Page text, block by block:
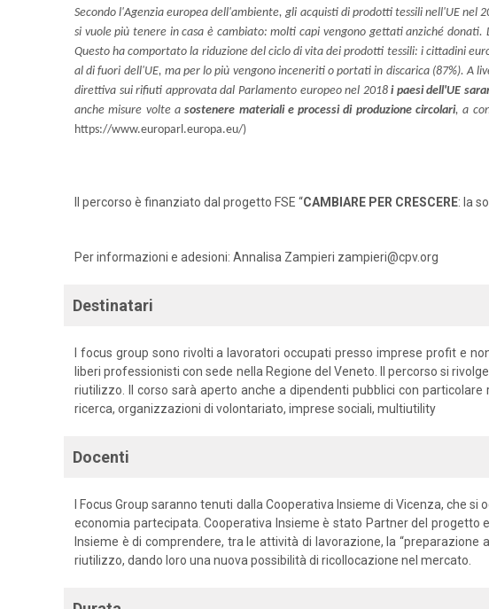
Secondo l'Agenzia europea dell'ambiente, gli acquisti di prodotti tessili nell'UE nel
si vuole più tenere in casa è cambiato: molti capi vengono gettati anziché
Questo ha comportato la riduzione del ciclo di vita dei prodotti tessili: i cittadini
al di fuori dell'UE, ma per lo più vengono inceneriti o portati in discarica (87%). A
direttiva sui rifiuti approvata dal Parlamento europeo nel 2018i paesi dell'UE
anche misure volte asostenere materiali e processi di produzione circolari, a
https://www.europarl.europa.eu/)
Il percorso è finanziato dal progetto FSE “CAMBIARE PER CRESCERE: la
Per informazioni e adesioni: Annalisa Zampieri zampieri@cpv.org
Destinatari
I focus group sono rivolti a lavoratori occupati presso imprese profit e
liberi professionisti con sede nella Regione del Veneto. Il percorso si
riutilizzo. Il corso sarà aperto anche a dipendenti pubblici con
ricerca, organizzazioni di volontariato, imprese sociali, multiutility
Docenti
I Focus Group saranno tenuti dalla Cooperativa Insieme di Vicenza, che
economia partecipata. Cooperativa Insieme è stato Partner del progetto
Insieme è di comprendere, tra le attività di lavorazione, la
riutilizzo, dando loro una nuova possibilità di ricollocazione nel mercato.